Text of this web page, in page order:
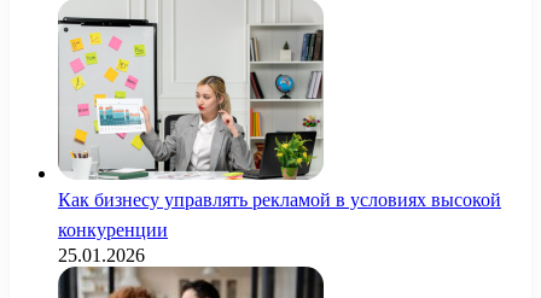
Как бизнесу управлять рекламой в условиях высокой
конкуренции
25.01.2026